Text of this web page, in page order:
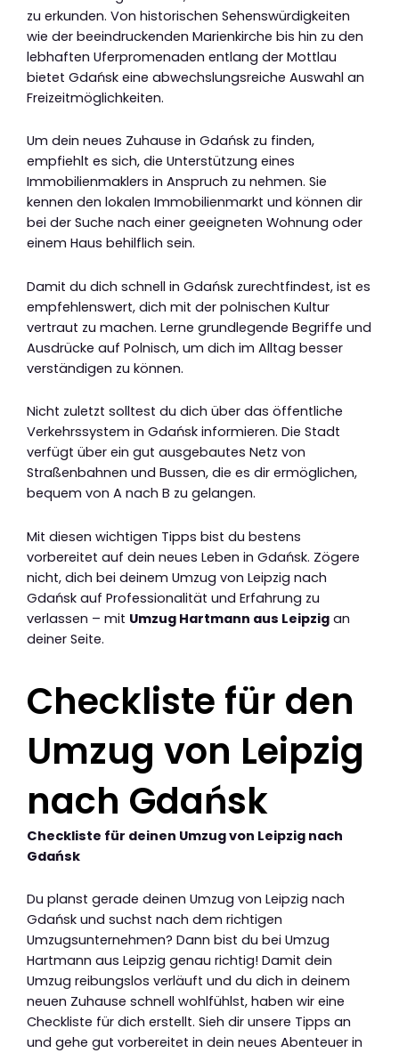
zu erkunden. Von historischen Sehenswürdigkeiten
wie der beeindruckenden Marienkirche bis hin zu den
lebhaften Uferpromenaden entlang der Mottlau
bietet Gdańsk eine abwechslungsreiche Auswahl an
Freizeitmöglichkeiten.
Um dein neues Zuhause in Gdańsk zu finden,
empfiehlt es sich, die Unterstützung eines
Immobilienmaklers in Anspruch zu nehmen. Sie
kennen den lokalen Immobilienmarkt und können dir
bei der Suche nach einer geeigneten Wohnung oder
einem Haus behilflich sein.
Damit du dich schnell in Gdańsk zurechtfindest, ist es
empfehlenswert, dich mit der polnischen Kultur
vertraut zu machen. Lerne grundlegende Begriffe und
Ausdrücke auf Polnisch, um dich im Alltag besser
verständigen zu können.
Nicht zuletzt solltest du dich über das öffentliche
Verkehrssystem in Gdańsk informieren. Die Stadt
verfügt über ein gut ausgebautes Netz von
Straßenbahnen und Bussen, die es dir ermöglichen,
bequem von A nach B zu gelangen.
Mit diesen wichtigen Tipps bist du bestens
vorbereitet auf dein neues Leben in Gdańsk. Zögere
nicht, dich bei deinem Umzug von Leipzig nach
Gdańsk auf Professionalität und Erfahrung zu
verlassen – mit Umzug Hartmann aus Leipzig an
deiner Seite.
Checkliste für den
Umzug von Leipzig
nach Gdańsk
Checkliste für deinen Umzug von Leipzig nach
Gdańsk
Du planst gerade deinen Umzug von Leipzig nach
Gdańsk und suchst nach dem richtigen
Umzugsunternehmen? Dann bist du bei Umzug
Hartmann aus Leipzig genau richtig! Damit dein
Umzug reibungslos verläuft und du dich in deinem
neuen Zuhause schnell wohlfühlst, haben wir eine
Checkliste für dich erstellt. Sieh dir unsere Tipps an
und gehe gut vorbereitet in dein neues Abenteuer in